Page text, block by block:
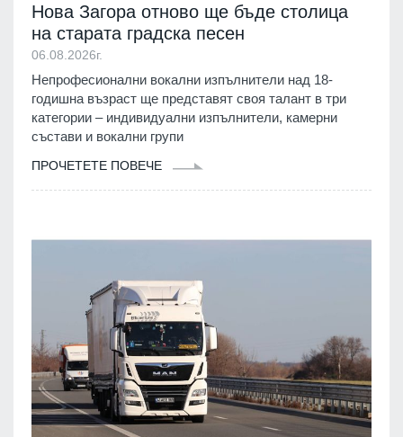
Нова Загора отново ще бъде столица
на старата градска песен
06.08.2026г.
Непрофесионални вокални изпълнители над 18-
годишна възраст ще представят своя талант в три
категории – индивидуални изпълнители, камерни
състави и вокални групи
ПРОЧЕТЕТЕ ПОВЕЧЕ